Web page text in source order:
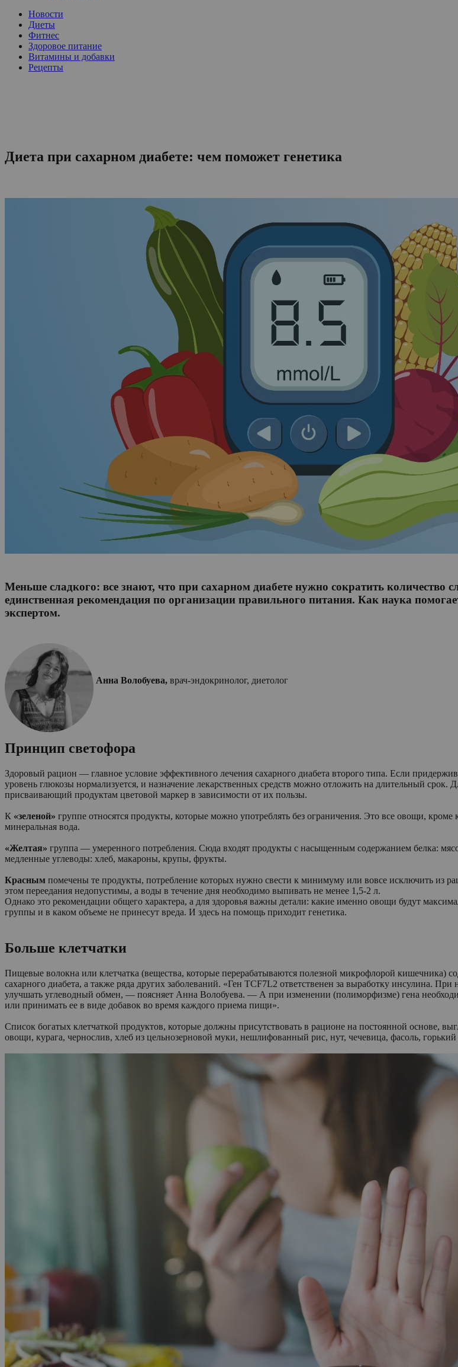
Новости
Диеты
Фитнес
Здоровое питание
Витамины и добавки
Рецепты
Диета при сахарном диабете: чем поможет генетика
Меньше сладкого: все знают, что при сахарном диабете нужно сократить количество
единственная рекомендация по организации правильного питания. Как наука
экспертом.
Анна Волобуева, врач-эндокринолог, диетолог
Принцип светофора
Здоровый рацион — главное условие эффективного лечения сахарного диабета второго типа. Если
уровень глюкозы нормализуется, и назначение лекарственных средств можно отложить на длительный срок.
присваивающий продуктам цветовой маркер в зависимости от их пользы.
К «зеленой» группе относятся продукты, которые можно употреблять без ограничения. Это все овощи,
минеральная вода.
«Желтая» группа — умеренного потребления. Сюда входят продукты с насыщенным содержанием белка:
медленные углеводы: хлеб, макароны, крупы, фрукты.
Красным помечены те продукты, потребление которых нужно свести к минимуму или вовсе исключить из
этом переедания недопустимы, а воды в течение дня необходимо выпивать не менее 1,5-2 л.
Однако это рекомендации общего характера, а для здоровья важны детали: какие именно овощи будут
группы и в каком объеме не принесут вреда. И здесь на помощь приходит генетика.
Больше клетчатки
Пищевые волокна или клетчатка (вещества, которые перерабатываются полезной микрофлорой кишечника)
сахарного диабета, а также ряда других заболеваний. «Ген TCF7L2 ответственен за выработку инсулина.
улучшать углеводный обмен, — поясняет Анна Волобуева. — А при изменении (полиморфизме) гена
или принимать ее в виде добавок во время каждого приема пищи».
Список богатых клетчаткой продуктов, которые должны присутствовать в рационе на постоянной основе,
овощи, курага, чернослив, хлеб из цельнозерновой муки, нешлифованный рис, нут, чечевица, фасоль,